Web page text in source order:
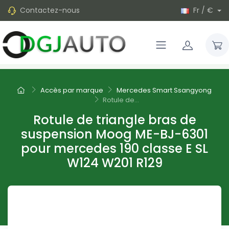
Contactez-nous Fr / €
Accès par marque
Mercedes Smart Ssangyong
Rotule de...
Rotule de triangle bras de
suspension Moog ME-BJ-6301
pour mercedes 190 classe E SL
W124 W201 R129